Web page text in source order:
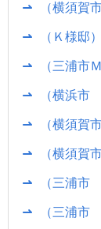
（横須賀
（Ｋ様邸
（三浦市
（横浜市
（横須賀
（横須賀
（三浦市
（三浦